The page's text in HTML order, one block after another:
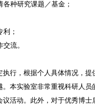
种研究课题／基金；
；
流。
行，根据个人具体情况，
。本实验室非常重视科研人
活动。此外，对于优秀博